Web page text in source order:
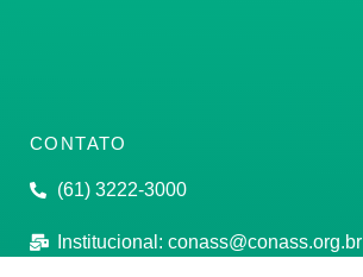
CONTATO
(61) 3222-3000
Institucional: conass@conass.org.br